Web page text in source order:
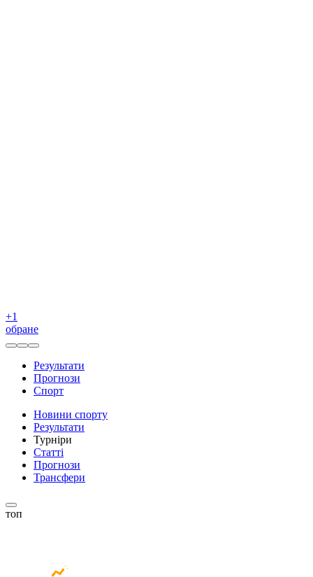
+1
обране
Результати
Прогнози
Спорт
Новини спорту
Результати
Турніри
Статті
Прогнози
Трансфери
топ